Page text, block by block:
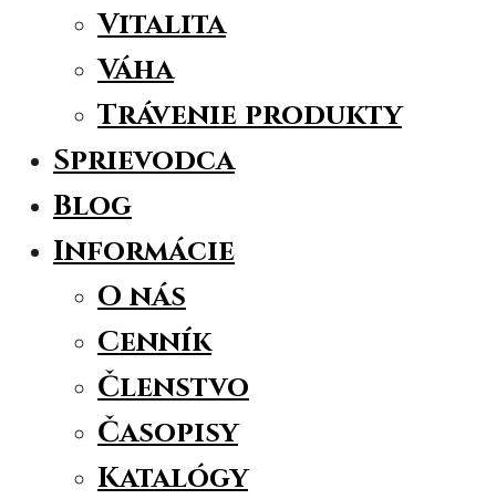
Vitalita
Váha
Trávenie produkty
Sprievodca
Blog
Informácie
O nás
Cenník
Členstvo
Časopisy
Katalógy